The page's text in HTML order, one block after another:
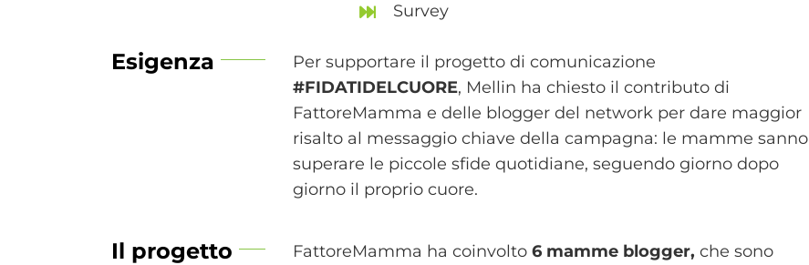
Survey
Esigenza
Per supportare il progetto di comunicazione
#FIDATIDELCUORE, Mellin ha chiesto il contributo di
FattoreMamma e delle blogger del network per dare maggior
risalto al messaggio chiave della campagna: le mamme sanno
superare le piccole sfide quotidiane, seguendo giorno dopo
giorno il proprio cuore.
Il progetto FattoreMamma ha coinvolto 6 mamme blogger, che sono